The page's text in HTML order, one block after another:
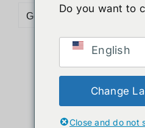
Go to...
Sort byPopularity
Show12 Products
Do you want to
English
Change
Close and do not